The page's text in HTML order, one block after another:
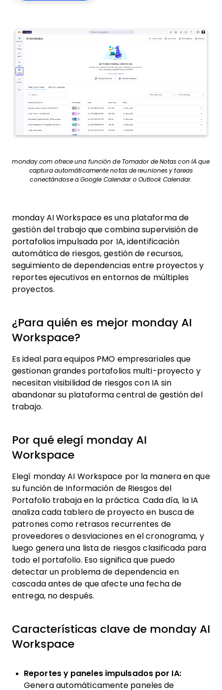
monday.com ofrece una función de Tomador de Notas con IA que
captura automáticamente notas de reuniones y tareas
conectándose a Google Calendar o Outlook Calendar.
monday AI Workspace es una plataforma de
gestión del trabajo que combina supervisión de
portafolios impulsada por IA, identificación
automática de riesgos, gestión de recursos,
seguimiento de dependencias entre proyectos y
reportes ejecutivos en entornos de múltiples
proyectos.
¿Para quién es mejor monday AI
Workspace?
Es ideal para equipos PMO empresariales que
gestionan grandes portafolios multi-proyecto y
necesitan visibilidad de riesgos con IA sin
abandonar su plataforma central de gestión del
trabajo.
Por qué elegí monday AI
Workspace
Elegí monday AI Workspace por la manera en que
su función de Información de Riesgos del
Portafolio trabaja en la práctica. Cada día, la IA
analiza cada tablero de proyecto en busca de
patrones como retrasos recurrentes de
proveedores o desviaciones en el cronograma, y
luego genera una lista de riesgos clasificada para
todo el portafolio. Eso significa que puedo
detectar un problema de dependencia en
cascada antes de que afecte una fecha de
entrega, no después.
Características clave de monday AI
Workspace
Reportes y paneles impulsados por IA:
Genera automáticamente paneles de